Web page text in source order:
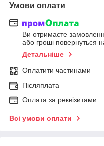
Умови оплати
Ви отримаєте
або гроші повернуться
Детальніше
Оплатити частинами
Післяплата
Оплата за реквізитами
Всі умови оплати